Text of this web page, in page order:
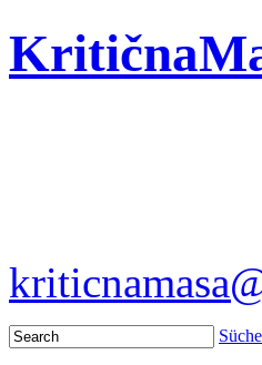
Süche